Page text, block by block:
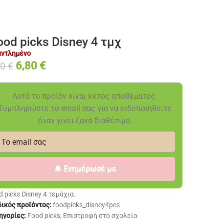
picks Disney 4 τμχ
€ 6,80 €
Αυτό το προϊόν είναι εκτός αποθέματος.
το email σας για να ειδοποιηθείτε
όταν γίνει ξανά διαθέσιμο.
🔔 Ενημέρωσέ με
picks Disney 4 τεμάχια.
προϊόντος:foodpicks_disney4pcs
Food picks, Επιστροφή στο σχολείο